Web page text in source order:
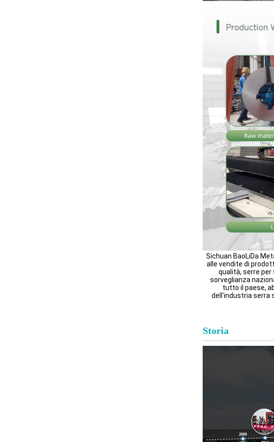
Sichuan BaoLiDa
alle vendite di
qualità, serre
sorveglianza
tutto il paese,
dell'industria serra
Storia